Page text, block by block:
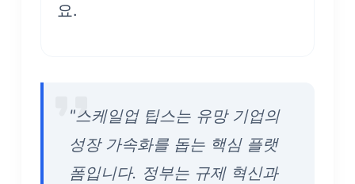
요.
"스케일업 팁스는 유망 기업의
성장 가속화를 돕는 핵심 플랫
폼입니다. 정부는 규제 혁신과